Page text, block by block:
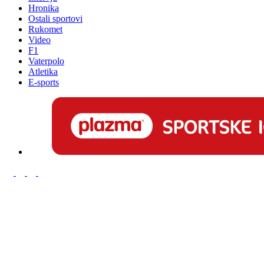
Hronika
Ostali sportovi
Rukomet
Video
F1
Vaterpolo
Atletika
E-sports